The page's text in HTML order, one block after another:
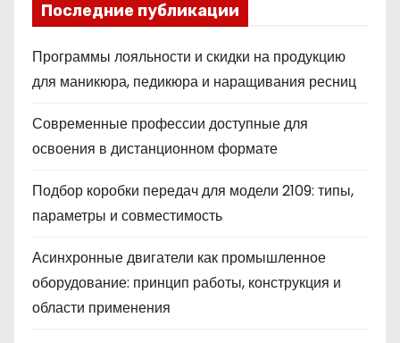
Последние публикации
Программы лояльности и скидки на продукцию
для маникюра, педикюра и наращивания ресниц
Современные профессии доступные для
освоения в дистанционном формате
Подбор коробки передач для модели 2109: типы,
параметры и совместимость
Асинхронные двигатели как промышленное
оборудование: принцип работы, конструкция и
области применения